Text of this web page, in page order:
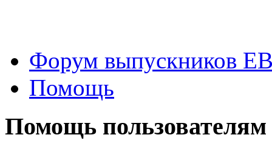
Форум выпускников
Помощь
Помощь